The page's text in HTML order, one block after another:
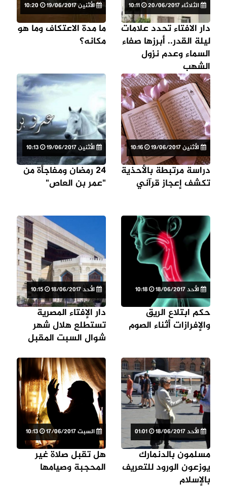
الثلاثاء 20/06/2017
دار الافتاء تحدد علامات
ليلة القدر.. أبرزها صفاء
السماء وعدم نزول
الشهب
الأثنين 19/06/2017
ما مدة الاعتكاف وما هو
مكانه؟
الأثنين 19/06/2017
دراسة مرتبطة بالأحذية
تكشف إعجاز قرآني
الأثنين 19/06/2017
24 رمضان ومفاجأة من
"عمر بن العاص"
الأحد 18/06/2017
حكم ابتلاع الريق
والإفرازات أثناء الصوم
الأحد 18/06/2017
دار الإفتاء المصرية
تستطلع هلال شهر
شوال السبت المقبل
الأحد 18/06/2017
مسلمون بالدنمارك
يوزعون الورود للتعريف
بالإسلام
السبت 17/06/2017 10:13
هل تقبل صلاة غير
المحجبة وصيامها